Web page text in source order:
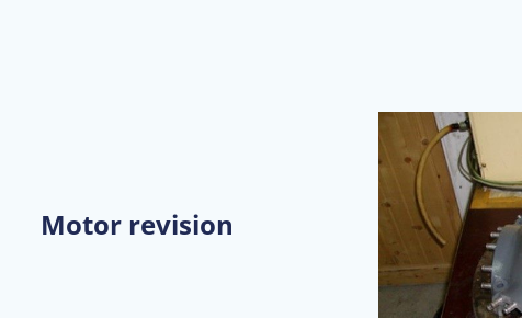
Motor revision